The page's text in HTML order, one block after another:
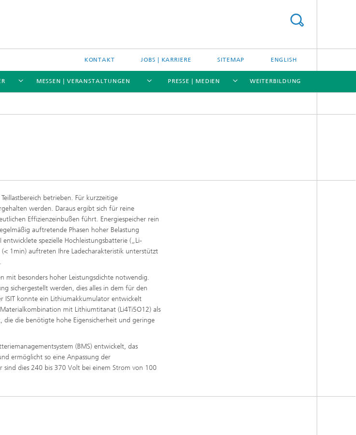
KONTAKT JOBS | KARRIERE SITEMAP ENGLISH
MESSEN | VERANSTALTUNGEN PRESSE | MEDIEN WEITERBILDUNG
betrieben. Für kurzzeitige
werden. Daraus ergibt sich für reine
Effizienzeinbußen führt. Energiespeicher rein
auftretende Phasen hoher Belastung
entwicklete spezielle Hochleistungsbatterie („Li-
1min) auftreten Ihre Ladecharakteristik unterstützt
mit besonders hoher Leistungsdichte notwendig.
sichergestellt werden, dies alles in dem für den
ISIT konnte ein Lithiumakkumulator entwickelt
mit Lithiumtitanat (Li4Ti5O12) als
die benötigte hohe Eigensicherheit und geringe
(BMS) entwickelt, das
ermöglicht so eine Anpassung der
sind dies 240 bis 370 Volt bei einem Strom von 100